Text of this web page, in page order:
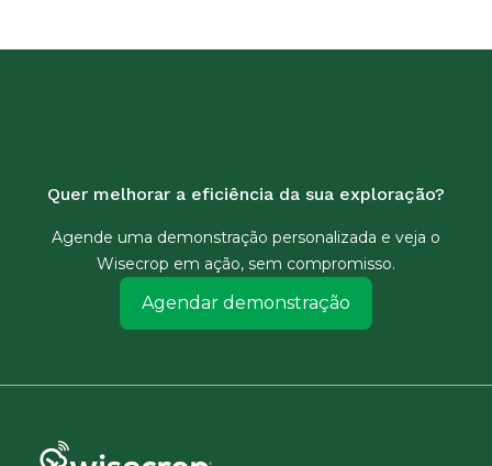
Quer melhorar a eficiência da sua exploração?
Agende uma demonstração personalizada e veja o
Wisecrop em ação, sem compromisso.
Agendar demonstração